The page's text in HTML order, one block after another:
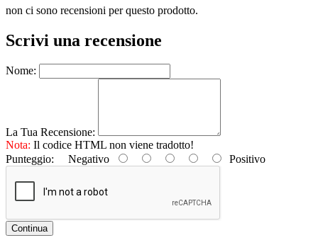
non ci sono recensioni per questo prodotto.
Scrivi una recensione
Nome:
La Tua Recensione:
Nota: Il codice HTML non viene tradotto!
Punteggio: Negativo Positivo
Continua